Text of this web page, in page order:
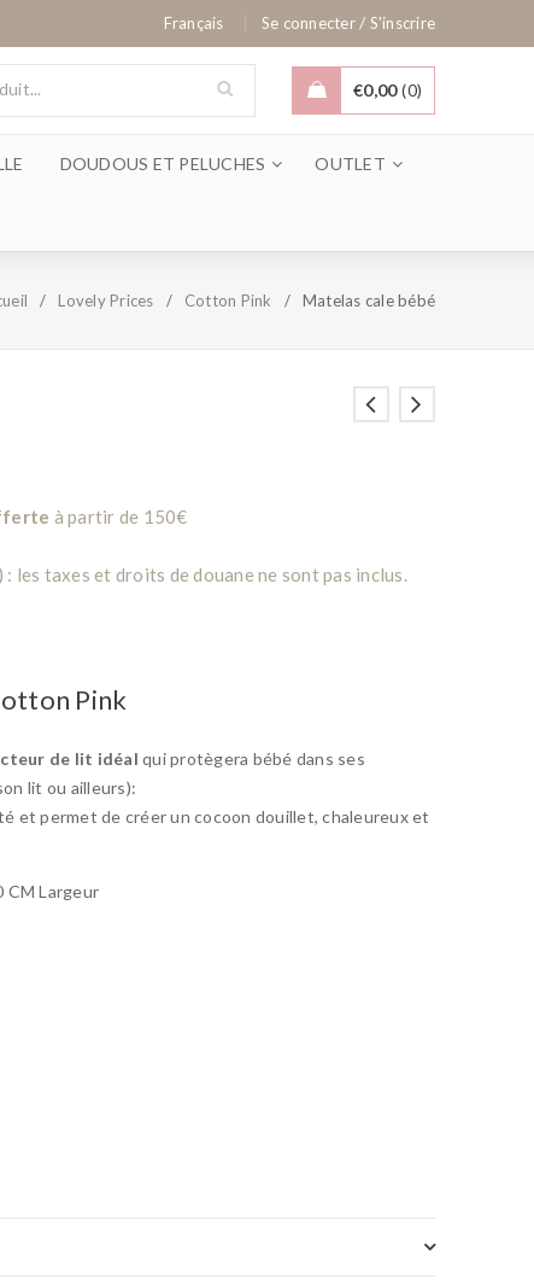
Français Se connecter/ S'inscrire
€0,00 0
DOUDOUS ET PELUCHES OUTLET
/ Lovely Prices / Cotton Pink / Matelas cale bébé
à partir de 150€
les taxes et droits de douane ne sont pas inclus.
Pink
de lit idéal qui protègera bébé dans ses
lit ou ailleurs):
et permet de créer un cocoon douillet, chaleureux et
CM Largeur